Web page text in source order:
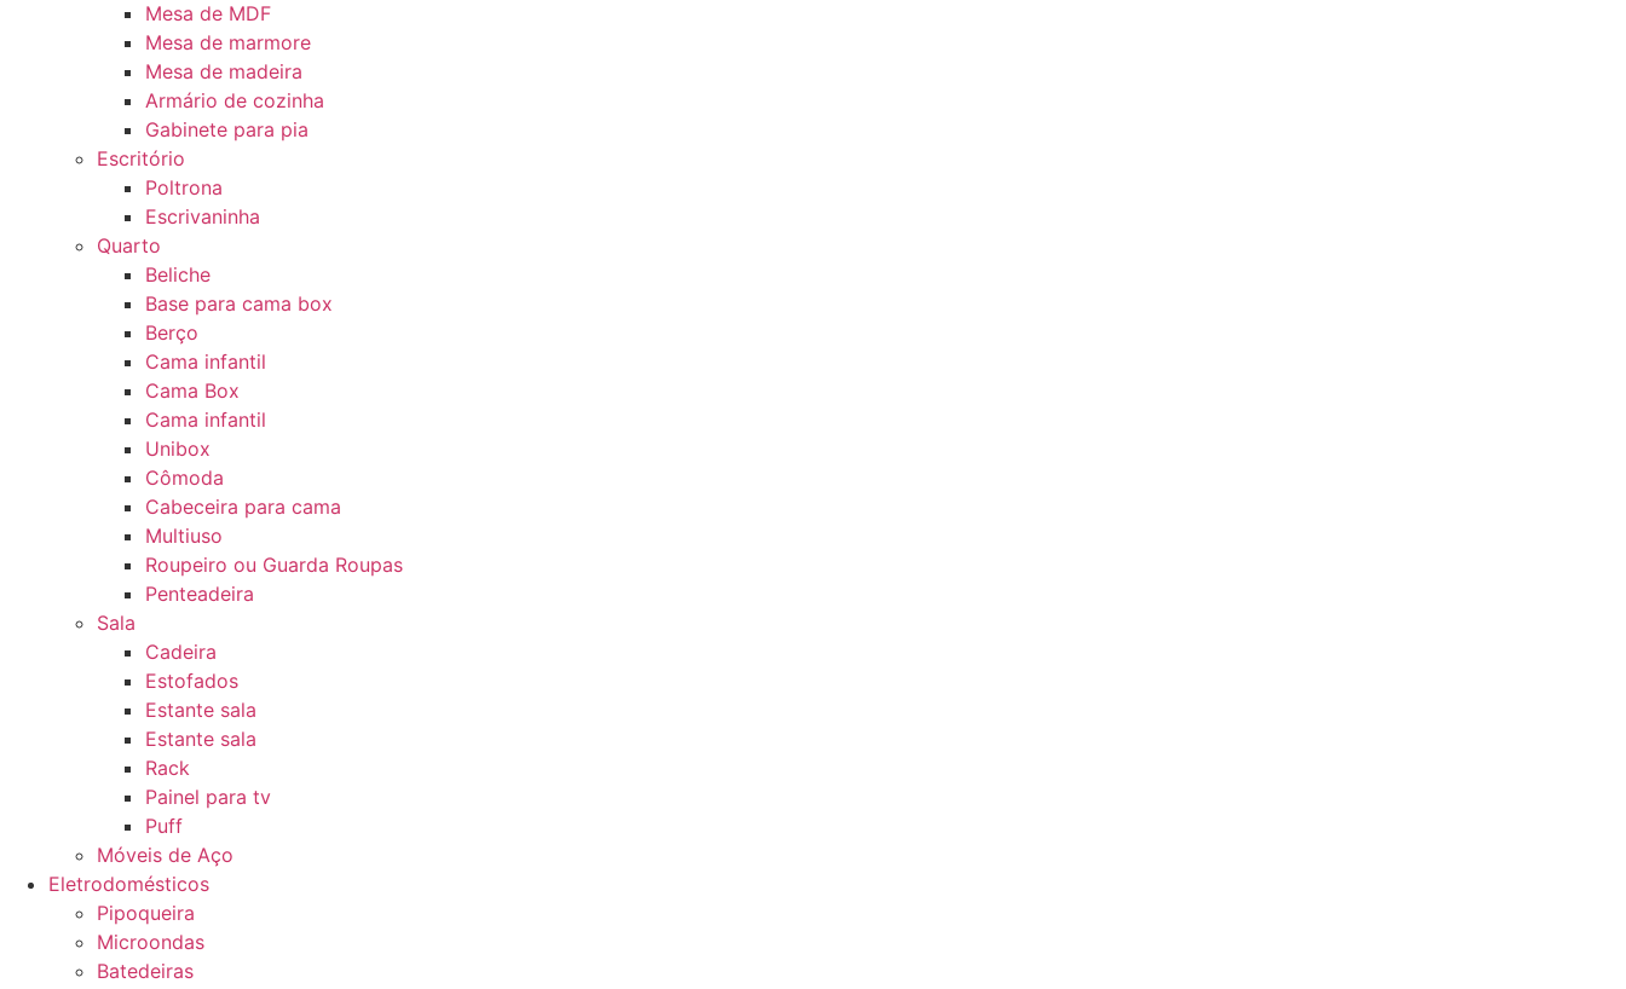
Mesa de MDF
Mesa de marmore
Mesa de madeira
Armário de cozinha
Gabinete para pia
Escritório
Poltrona
Escrivaninha
Quarto
Beliche
Base para cama box
Berço
Cama infantil
Cama Box
Cama infantil
Unibox
Cômoda
Cabeceira para cama
Multiuso
Roupeiro ou Guarda Roupas
Penteadeira
Sala
Cadeira
Estofados
Estante sala
Estante sala
Rack
Painel para tv
Puff
Móveis de Aço
Eletrodomésticos
Pipoqueira
Microondas
Batedeiras